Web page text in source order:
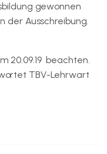
gewonnen
der Ausschreibung.
20.09.19 beachten.
TBV-Lehrwart